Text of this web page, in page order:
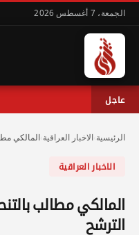
الجمعة، 7 أغسطس 2026
عاجل
الرئيسية الاخبار العراقية المالكي
الاخبار العراقية
المالكي مطالب
الترشح